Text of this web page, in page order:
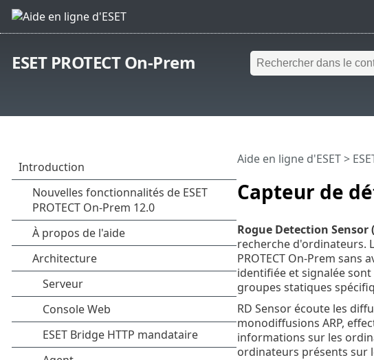
ESET PROTECT On-Prem
Capteur de
Aide en ligne d'ESET>
Rogue Detection Sensor
recherche d'ordinateurs.
PROTECT On-Prem
identifiée et signalée
groupes statiques
RD Sensor écoute les
monodiffusions ARP,
informations sur les
ordinateurs présents sur